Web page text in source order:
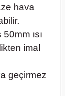
hava
ısı
imal
geçirmez